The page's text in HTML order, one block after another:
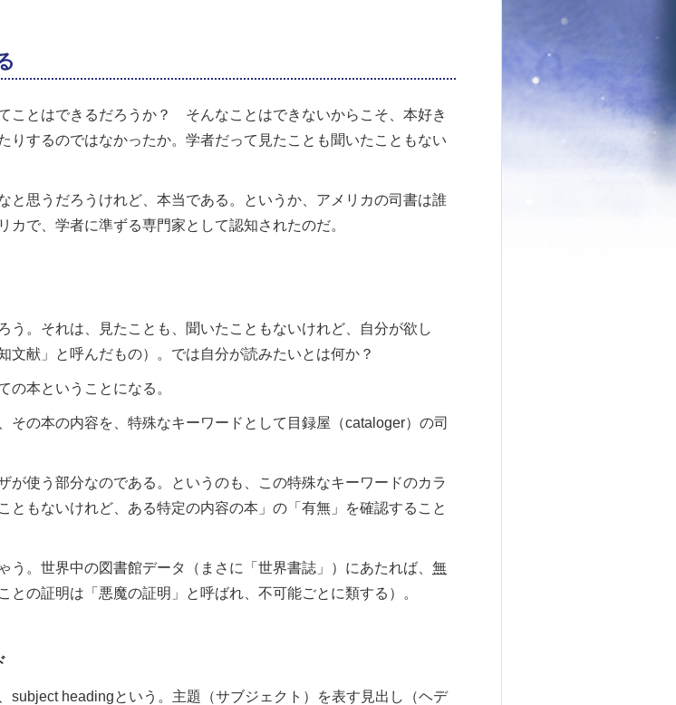
ことはできるだろうか？ そんなことはできないからこそ、本好き
りするのではなかったか。学者だって見たことも聞いたこともない
思うだろうけれど、本当である。というか、アメリカの司書は誰
で、学者に準ずる専門家として認知されたのだ。
う。それは、見たことも、聞いたこともないけれど、自分が欲し
文献」と呼んだもの）。では自分が読みたいとは何か？
の本ということになる。
その本の内容を、特殊なキーワードとして目録屋（cataloger）の司
が使う部分なのである。というのも、この特殊なキーワードのカラ
ともないけれど、ある特定の内容の本」の「有無」を確認すること
う。世界中の図書館データ（まさに「世界書誌」）にあたれば、 無
との証明は「悪魔の証明」と呼ばれ、不可能ごとに類する）。
subject headingという。主題（サブジェクト）を表す見出し（ヘデ